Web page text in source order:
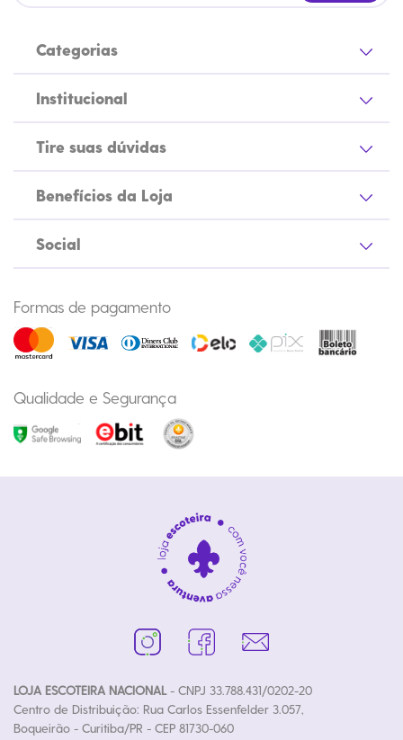
Categorias
Institucional
Tire suas dúvidas
Benefícios da Loja
Social
Formas de pagamento
Qualidade e Segurança
LOJA ESCOTEIRA NACIONAL- CNPJ 33.788.431/0202-20
Centro de Distribuição: Rua Carlos Essenfelder 3.057,
Boqueirão - Curitiba/PR - CEP 81730-060